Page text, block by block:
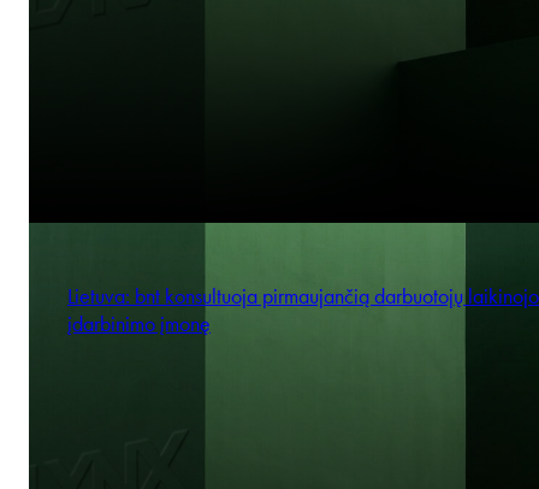
Lietuva: bnt konsultuoja pirmaujančią darbuotojų laikinojo
įdarbinimo įmonę